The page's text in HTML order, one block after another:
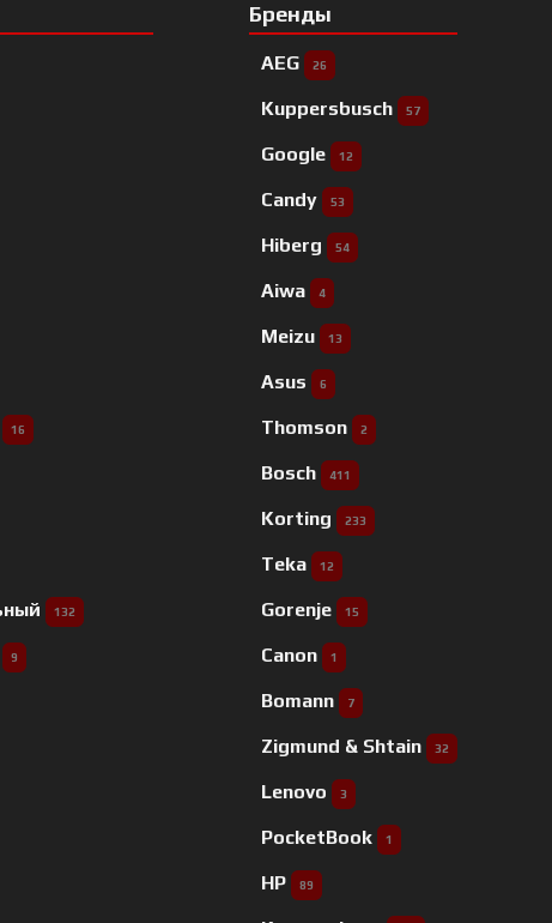
16
132
9
Бренды
AEG 26
Kuppersbusch 57
Google 12
Candy 53
Hiberg 54
Aiwa 4
Meizu 13
Asus 6
Thomson 2
Bosch 411
Korting 233
Teka 12
Gorenje 15
Canon 1
Bomann 7
Zigmund & Shtain 32
Lenovo 3
PocketBook 1
HP 89